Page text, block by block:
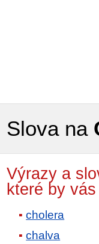
Slova na
Výrazy a
které by
cholera
chalva